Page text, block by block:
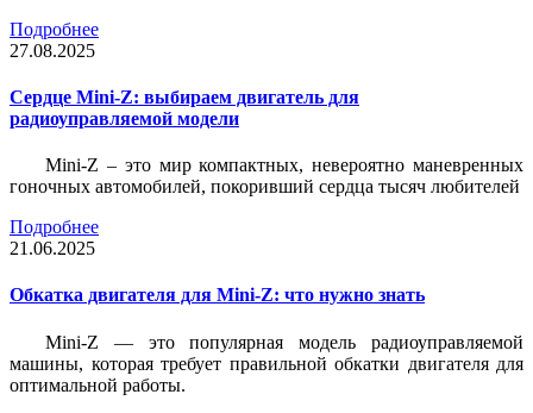
Подробнее
27.08.2025
Сердце Mini-Z: выбираем двигатель для
радиоуправляемой модели
Mini-Z – это мир компактных, невероятно маневренных
гоночных автомобилей, покоривший сердца тысяч любителей
Подробнее
21.06.2025
Обкатка двигателя для Mini-Z: что нужно знать
Mini-Z — это популярная модель радиоуправляемой
машины, которая требует правильной обкатки двигателя для
оптимальной работы.